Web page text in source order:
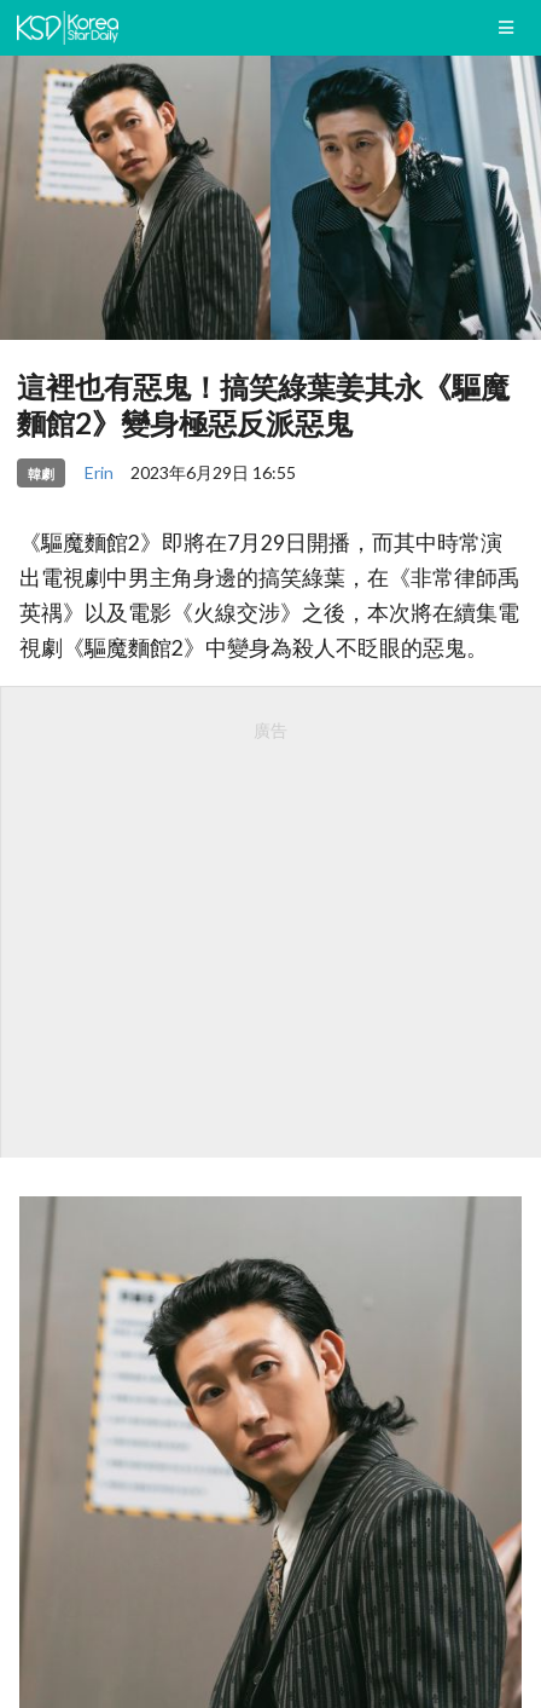
這裡也有惡鬼！搞笑綠葉姜其永《驅魔
麵館2》變身極惡反派惡鬼
韓劇 Erin 2023年6月29日 16:55
《驅魔麵館2》即將在7月29日開播，而其中時常演
出電視劇中男主角身邊的搞笑綠葉，在《非常律師禹
英禑》以及電影《火線交涉》之後，本次將在續集電
視劇《驅魔麵館2》中變身為殺人不眨眼的惡鬼。
廣告